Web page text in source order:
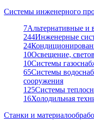
Системы инженерного
7Альтернативные и
244Инженерные
24
10Освещение,
10Системы
65Системы
сооружения
125Системы
16Холодильная
Станки и